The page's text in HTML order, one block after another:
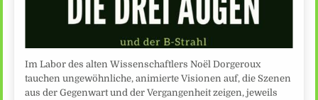
Im Labor des alten Wissenschaftlers Noël Dorgeroux
tauchen ungewöhnliche, animierte Visionen auf, die Szenen
aus der Gegenwart und der Vergangenheit zeigen, jeweils